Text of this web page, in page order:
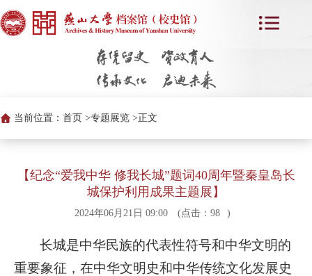
当前位置： 首页 >专题展览 >正文
【纪念“爱我中华 修我长城”题词40周年暨秦皇岛长
城保护利用成果主题展】
2024年06月21日 09:00 (点击： 98 )
长城是中华民族的代表性符号和中华文明的
重要象征，在中华文明史和中华传统文化发展史